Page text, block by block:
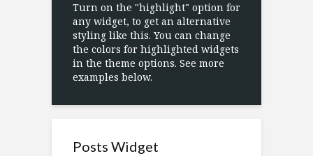
Turn on the "highlight" option for
any widget, to get an alternative
styling like this. You can change
the colors for highlighted widgets
in the theme options. See more
examples below.
Posts Widget